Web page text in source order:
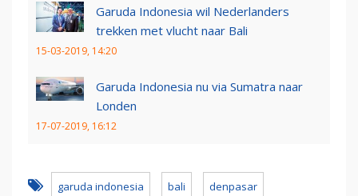
Garuda Indonesia wil Nederlanders
trekken met vlucht naar Bali
15-03-2019, 14:20
Garuda Indonesia nu via Sumatra naar
Londen
17-07-2019, 16:12
garuda indonesia bali denpasar